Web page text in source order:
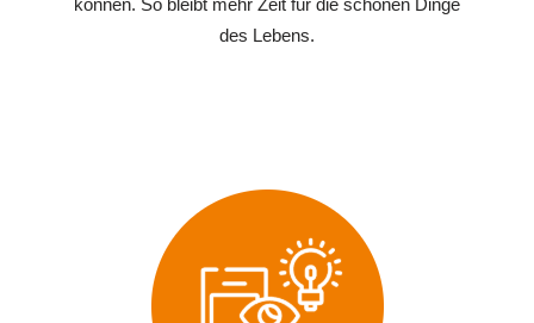
des Lebens.